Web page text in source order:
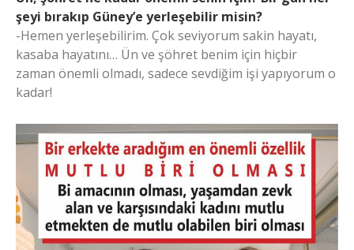
şeyi bırakıp Güney’e yerleşebilir misin?
-Hemen yerleşebilirim. Çok seviyorum sakin hayatı,
kasaba hayatını… Ün ve şöhret benim için hiçbir
zaman önemli olmadı, sadece sevdiğim işi yapıyorum o
kadar!